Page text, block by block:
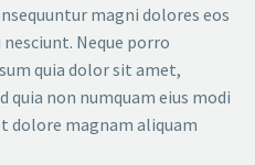
magni dolores eos
Neque porro
quia dolor sit amet,
quia non numquam eius modi
dolore magnam aliquam